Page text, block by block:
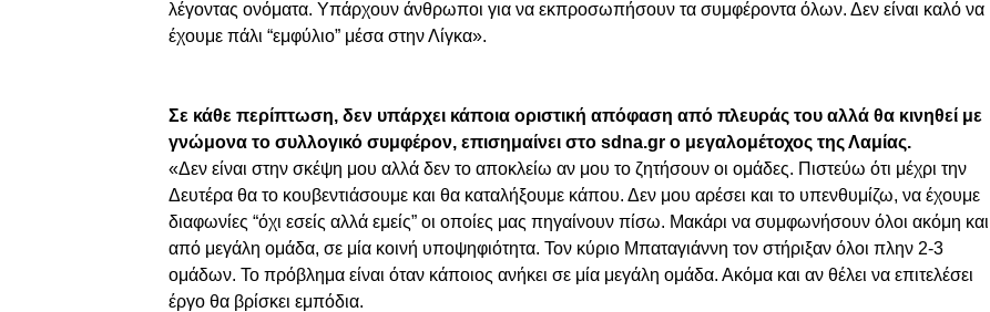
λέγοντας ονόματα. Υπάρχουν άνθρωποι για να εκπροσωπήσουν τα συμφέροντα όλων. Δεν είναι καλό να
έχουμε πάλι “εμφύλιο” μέσα στην Λίγκα».
Σε κάθε περίπτωση, δεν υπάρχει κάποια οριστική απόφαση από πλευράς του αλλά θα κινηθεί με
γνώμονα το συλλογικό συμφέρον, επισημαίνει στο sdna.gr ο μεγαλομέτοχος της Λαμίας.
«Δεν είναι στην σκέψη μου αλλά δεν το αποκλείω αν μου το ζητήσουν οι ομάδες. Πιστεύω ότι μέχρι την
Δευτέρα θα το κουβεντιάσουμε και θα καταλήξουμε κάπου. Δεν μου αρέσει και το υπενθυμίζω, να έχουμε
διαφωνίες “όχι εσείς αλλά εμείς” οι οποίες μας πηγαίνουν πίσω. Μακάρι να συμφωνήσουν όλοι ακόμη και
από μεγάλη ομάδα, σε μία κοινή υποψηφιότητα. Τον κύριο Μπαταγιάννη τον στήριξαν όλοι πλην 2-3
ομάδων. Το πρόβλημα είναι όταν κάποιος ανήκει σε μία μεγάλη ομάδα. Ακόμα και αν θέλει να επιτελέσει
έργο θα βρίσκει εμπόδια.